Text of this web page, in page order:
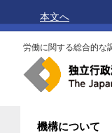
本文へ
労働に関する総合的な
機構について